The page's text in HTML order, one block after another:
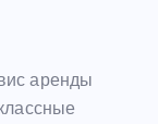
аренды